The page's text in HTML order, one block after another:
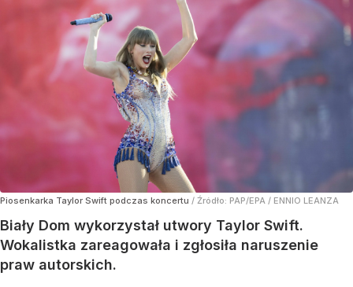
Piosenkarka Taylor Swift podczas koncertu / Źródło: PAP/EPA / ENNIO LEANZA
Biały Dom wykorzystał utwory Taylor Swift.
Wokalistka zareagowała i zgłosiła naruszenie
praw autorskich.